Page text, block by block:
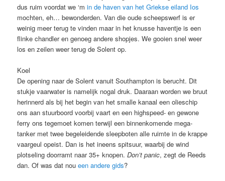
dus ruim voordat we ‘min de haven van het Griekse eiland Ios
mochten, eh… bewonderden. Van die oude scheepswerf is er
weinig meer terug te vinden maar in het knusse haventje is een
flinke chandler en genoeg andere shopjes. We gooien snel weer
los en zeilen weer terug de Solent op.
Koel
De opening naar de Solent vanuit Southampton is berucht. Dit
stukje vaarwater is namelijk nogal druk. Daaraan worden we bruut
herinnerd als bij het begin van het smalle kanaal een olieschip
ons aan stuurboord voorbij vaart en een highspeed- en gewone
ferry ons tegemoet komen terwijl een binnenkomende mega-
tanker met twee begeleidende sleepboten alle ruimte in de krappe
vaargeul opeist. Dan is het ineens spitsuur, waarbij de wind
plotseling doorramt naar 35+ knopen.Don’t panic, zegt de Reeds
dan. Of was dat noueen andere gids?